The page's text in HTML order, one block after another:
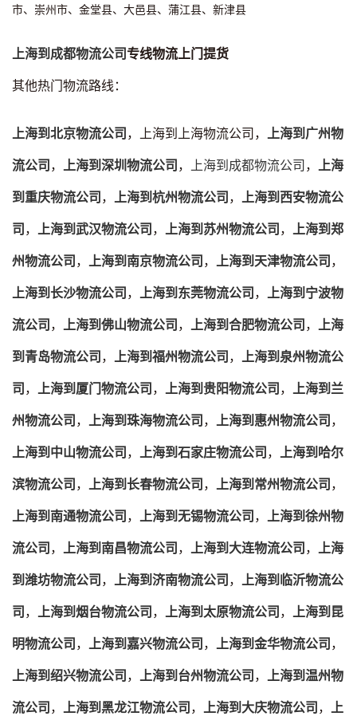
市、崇州市、金堂县、大邑县、蒲江县、新津县
上海到成都物流公司专线物流上门提货
其他热门物流路线：
上海到北京物流公司，上海到上海物流公司， 上海到广州物
流公司， 上海到深圳物流公司， 上海到成都物流公司， 上海
到重庆物流公司， 上海到杭州物流公司， 上海到西安物流公
司， 上海到武汉物流公司， 上海到苏州物流公司， 上海到郑
州物流公司， 上海到南京物流公司， 上海到天津物流公司，
上海到长沙物流公司， 上海到东莞物流公司， 上海到宁波物
流公司， 上海到佛山物流公司， 上海到合肥物流公司， 上海
到青岛物流公司， 上海到福州物流公司， 上海到泉州物流公
司， 上海到厦门物流公司， 上海到贵阳物流公司， 上海到兰
州物流公司， 上海到珠海物流公司， 上海到惠州物流公司，
上海到中山物流公司， 上海到石家庄物流公司， 上海到哈尔
滨物流公司， 上海到长春物流公司， 上海到常州物流公司，
上海到南通物流公司， 上海到无锡物流公司， 上海到徐州物
流公司， 上海到南昌物流公司， 上海到大连物流公司， 上海
到潍坊物流公司， 上海到济南物流公司， 上海到临沂物流公
司， 上海到烟台物流公司， 上海到太原物流公司， 上海到昆
明物流公司， 上海到嘉兴物流公司， 上海到金华物流公司，
上海到绍兴物流公司， 上海到台州物流公司， 上海到温州物
流公司， 上海到黑龙江物流公司， 上海到大庆物流公司， 上